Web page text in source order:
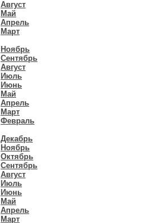
Август
Май
Апрель
Март
Ноябрь
Сентябрь
Август
Июль
Июнь
Май
Апрель
Март
Февраль
Декабрь
Ноябрь
Октябрь
Сентябрь
Август
Июль
Июнь
Май
Апрель
Март